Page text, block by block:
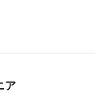
ア